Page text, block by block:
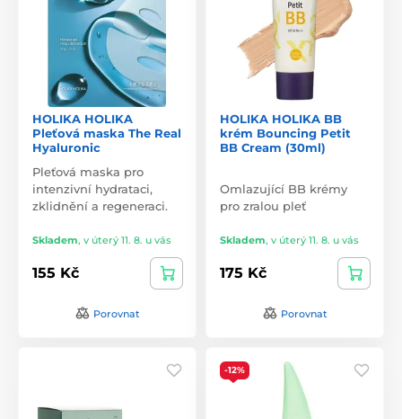
HOLIKA HOLIKA
Pleťová maska The Real
Hyaluronic
Pleťová maska pro
intenzivní hydrataci,
zklidnění a regeneraci.
Skladem, v úterý 11. 8. u vás
155 Kč
Porovnat
HOLIKA HOLIKA BB
krém Bouncing Petit
BB Cream (30ml)
Omlazující BB krémy
pro zralou pleť
Skladem, v úterý 11. 8. u vás
175 Kč
Porovnat
-12%